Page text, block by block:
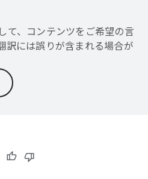
て、コンテンツをご希望の言
訳には誤りが含まれる場合が